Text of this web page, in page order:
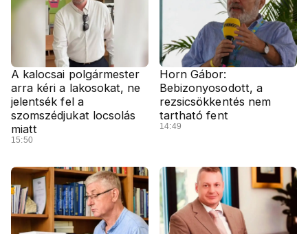
A kalocsai polgármester
arra kéri a lakosokat, ne
jelentsék fel a
szomszédjukat locsolás
miatt
15:50
Horn Gábor:
Bebizonyosodott, a
rezsicsökkentés nem
tartható fent
14:49